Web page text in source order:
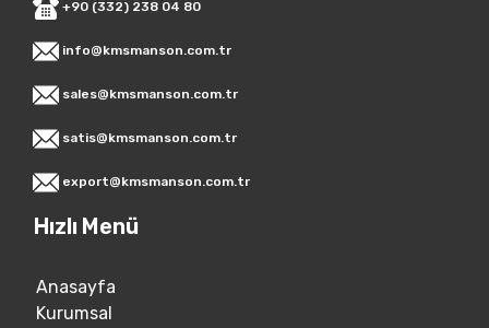
+90 (332) 238 04 80
info@kmsmanson.com.tr
sales@kmsmanson.com.tr
satis@kmsmanson.com.tr
export@kmsmanson.com.tr
Hızlı Menü
Anasayfa
Kurumsal